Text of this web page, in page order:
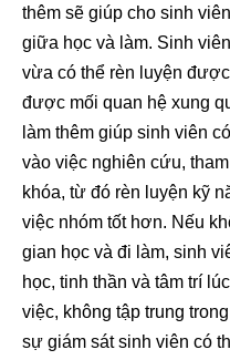
thêm sẽ giúp cho sinh
giữa học và làm. Sinh
vừa có thể rèn luyện
được mối quan hệ xung
làm thêm giúp sinh viên
vào việc nghiên cứu,
khóa, từ đó rèn luyện kỹ
việc nhóm tốt hơn. Nếu
gian học và đi làm, sinh
học, tinh thần và tâm trí
việc, không tập trung
sự giám sát sinh viên có